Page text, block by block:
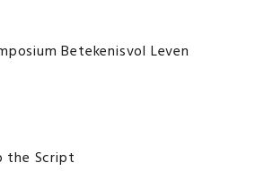
Betekenisvol Leven
the Script